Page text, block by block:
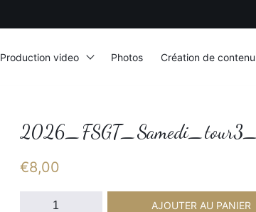
€8,00
quantité
AJOUTER AU PANIER
Production video Photos Création de contenu